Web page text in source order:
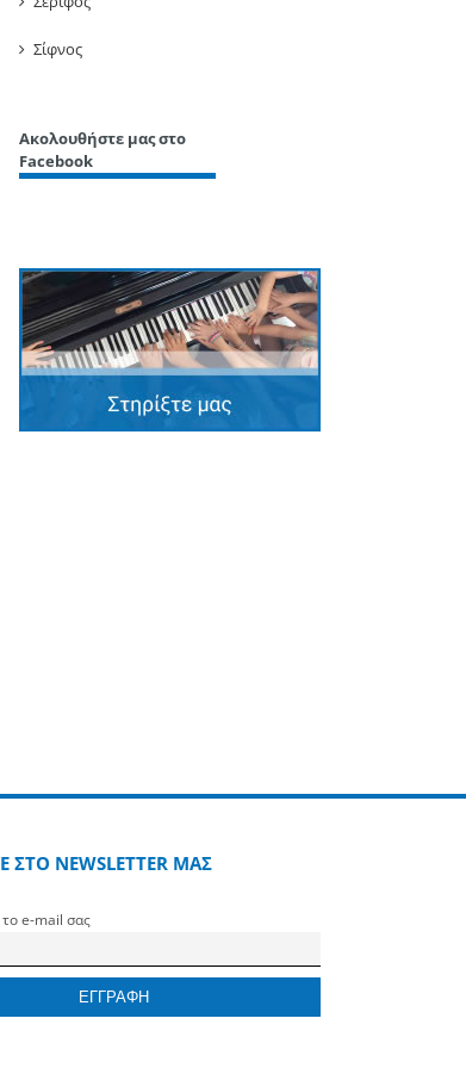
Σίφνος
Ακολουθήστε μας στο
Facebook
ΣΤΟ NEWSLETTER ΜΑΣ
e-mail σας